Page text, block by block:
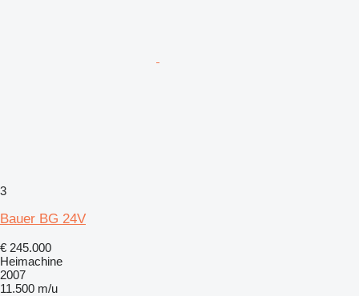
3
Bauer BG 24V
€ 245.000
Heimachine
2007
11.500 m/u